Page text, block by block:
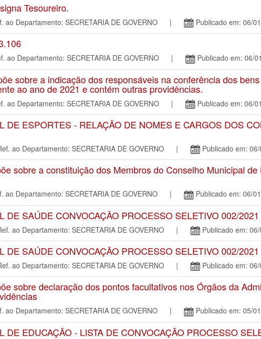
Tesoureiro.
Departamento: SECRETARIA DE GOVERNO | Publicado em: 06/
Departamento: SECRETARIA DE GOVERNO | Publicado em: 06/
sobre a indicação dos responsáveis na conferência dos
ao ano de 2021 e contém outras providências.
Departamento: SECRETARIA DE GOVERNO | Publicado em: 06/
DE ESPORTES - RELAÇÃO DE NOMES E CARGOS DOS
ao Departamento: SECRETARIA DE GOVERNO | Publicado em: 06/
sobre a constituição dos Membros do Conselho Municipal
Departamento: SECRETARIA DE GOVERNO | Publicado em: 06/
DE SAÚDE CONVOCAÇÃO PROCESSO SELETIVO 002/2021
ao Departamento: SECRETARIA DE GOVERNO | Publicado em: 06/
DE SAÚDE CONVOCAÇÃO PROCESSO SELETIVO 002/2021
ao Departamento: SECRETARIA DE GOVERNO | Publicado em: 06/
sobre declaração dos pontos facultativos nos Órgãos da
Departamento: SECRETARIA DE GOVERNO | Publicado em: 05/
DE EDUCAÇÃO - LISTA DE CONVOCAÇÃO PROCESSO